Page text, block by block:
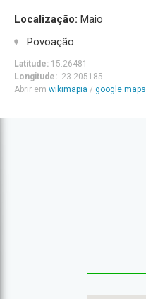
Localização: Maio
Povoação
Latitude: 15.26481
Longitude: -23.205185
Abrir em wikimapia / google maps